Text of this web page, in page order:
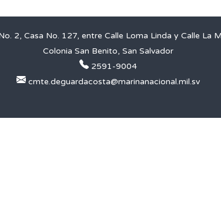
2, Casa No. 127, entre Calle Loma Linda y Calle La
Colonia San Benito, San Salvador
2591-9004
cmte.deguardacosta@marinanacional.mil.sv